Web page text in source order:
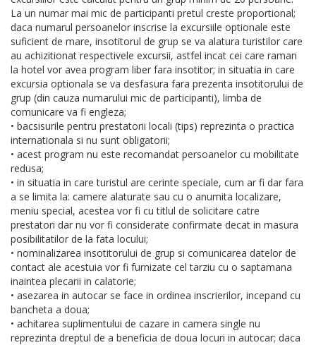
La un numar mai mic de participanti pretul creste proportional;
daca numarul persoanelor inscrise la excursiile optionale este
suficient de mare, insotitorul de grup se va alatura turistilor care
au achizitionat respectivele excursii, astfel incat cei care raman
la hotel vor avea program liber fara insotitor; in situatia in care
excursia optionala se va desfasura fara prezenta insotitorului de
grup (din cauza numarului mic de participanti), limba de
comunicare va fi engleza;
• bacsisurile pentru prestatorii locali (tips) reprezinta o practica
internationala si nu sunt obligatorii;
• acest program nu este recomandat persoanelor cu mobilitate
redusa;
• in situatia in care turistul are cerinte speciale, cum ar fi dar fara
a se limita la: camere alaturate sau cu o anumita localizare,
meniu special, acestea vor fi cu titlul de solicitare catre
prestatori dar nu vor fi considerate confirmate decat in masura
posibilitatilor de la fata locului;
• nominalizarea insotitorului de grup si comunicarea datelor de
contact ale acestuia vor fi furnizate cel tarziu cu o saptamana
inaintea plecarii in calatorie;
• asezarea in autocar se face in ordinea inscrierilor, incepand cu
bancheta a doua;
• achitarea suplimentului de cazare in camera single nu
reprezinta dreptul de a beneficia de doua locuri in autocar; daca